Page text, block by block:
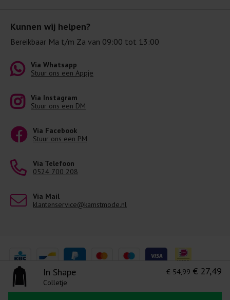
In Shape
Colletje
€ 54,99 € 27,49
Levering 1-3 Werkdagen
Kunnen wij helpen?
Bereikbaar Ma t/m Za van 09:00 tot 13:00
Via Whatsapp
Stuur ons een Appje
Via Instagram
Stuur ons een DM
Via Facebook
Stuur ons een PM
Via Telefoon
0524 700 208
Via Mail
klantenservice@kamstmode.nl